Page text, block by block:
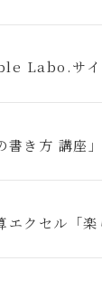
Labo.サイ
書き方 講座
エクセル「